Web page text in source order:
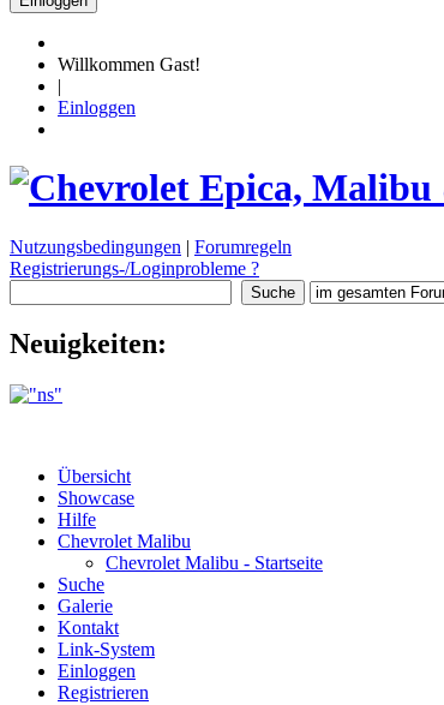
Willkommen Gast!
|
Einloggen
Nutzungsbedingungen | Forumregeln
Registrierungs-/Loginprobleme ?
Neuigkeiten:
Übersicht
Showcase
Hilfe
Chevrolet Malibu
Chevrolet Malibu - Startseite
Suche
Galerie
Kontakt
Link-System
Einloggen
Registrieren